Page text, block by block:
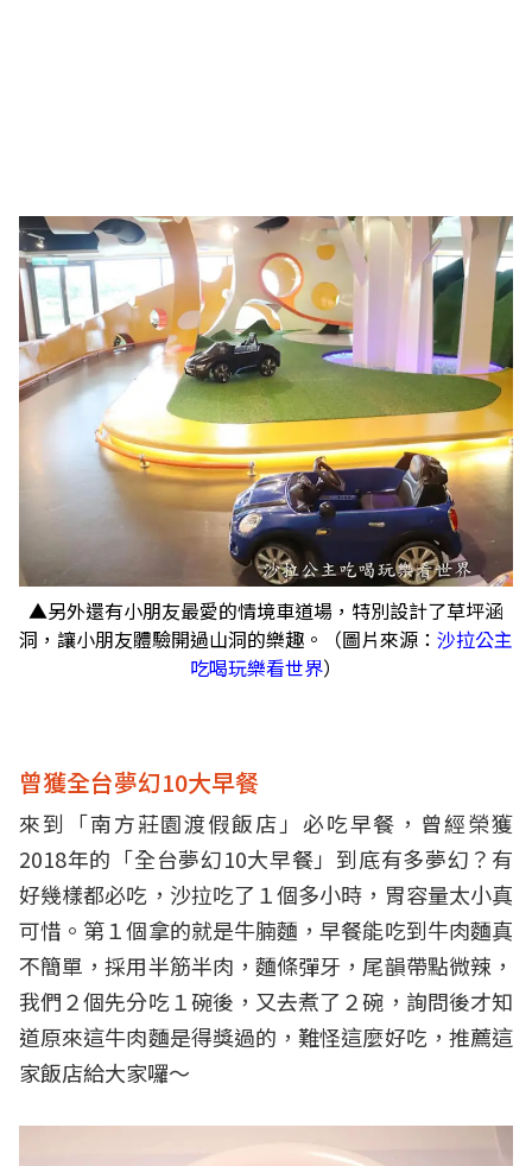
▲另外還有小朋友最愛的情境車道場，特別設計了草坪涵
洞，讓小朋友體驗開過山洞的樂趣。（圖片來源： 沙拉公主
吃喝玩樂看世界）
曾獲全台夢幻10大早餐
來到「南方莊園渡假飯店」必吃早餐，曾經榮獲
2018年的「全台夢幻10大早餐」到底有多夢幻？有
好幾樣都必吃，沙拉吃了１個多小時，胃容量太小真
可惜。第１個拿的就是牛腩麵，早餐能吃到牛肉麵真
不簡單，採用半筋半肉，麵條彈牙，尾韻帶點微辣，
我們２個先分吃１碗後，又去煮了２碗，詢問後才知
道原來這牛肉麵是得獎過的，難怪這麼好吃，推薦這
家飯店給大家囉～